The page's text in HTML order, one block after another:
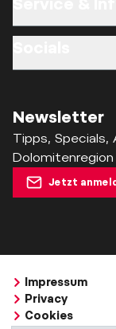
Newsletter
Tipps, Specials,
Jetzt
Impressum
Privacy
Cookies